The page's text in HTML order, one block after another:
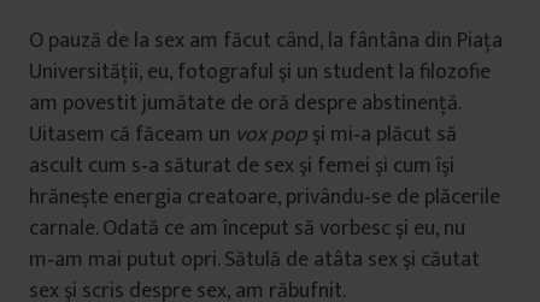
O pauză de la sex am făcut când, la fântâna din Piaţa
Universităţii, eu, fotograful şi un student la filozofie
am povestit jumătate de oră despre abstinenţă.
Uitasem că făceam un vox popşi mi‑a plăcut să
ascult cum s‑a săturat de sex şi femei şi cum îşi
hrăneşte energia creatoare, privându‑se de plăcerile
carnale. Odată ce am început să vorbesc şi eu, nu
m‑am mai putut opri. Sătulă de atâta sex şi căutat
sex şi scris despre sex, am răbufnit.